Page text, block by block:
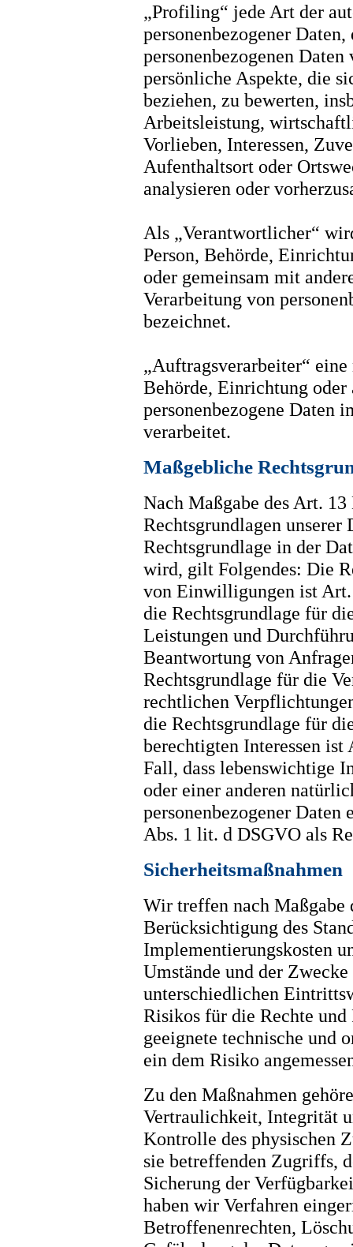
„Profiling“ jede Art der
personenbezogener
personenbezogenen
persönliche Aspekte, die
beziehen, zu bewerten,
Arbeitsleistung,
Vorlieben, Interessen,
Aufenthaltsort oder
analysieren oder
Als „Verantwortlicher“
Person, Behörde,
oder gemeinsam mit
Verarbeitung von
bezeichnet.
„Auftragsverarbeiter“
Behörde, Einrichtung oder
personenbezogene Daten
verarbeitet.
Maßgebliche
Nach Maßgabe des Art.
Rechtsgrundlagen
Rechtsgrundlage in der
wird, gilt Folgendes: Die
von Einwilligungen ist
die Rechtsgrundlage für
Leistungen und
Beantwortung von
Rechtsgrundlage für die
rechtlichen
die Rechtsgrundlage für
berechtigten Interessen
Fall, dass lebenswichtige
oder einer anderen
personenbezogener
Abs. 1 lit. d DSGVO als
Sicherheitsmaßnahmen
Wir treffen nach Maßgabe
Berücksichtigung des
Implementierungskosten
Umstände und der
unterschiedlichen
Risikos für die Rechte
geeignete technische und
ein dem Risiko
Zu den Maßnahmen
Vertraulichkeit, Integrität
Kontrolle des physischen
sie betreffenden Zugriffs,
Sicherung der
haben wir Verfahren
Betroffenenrechten,